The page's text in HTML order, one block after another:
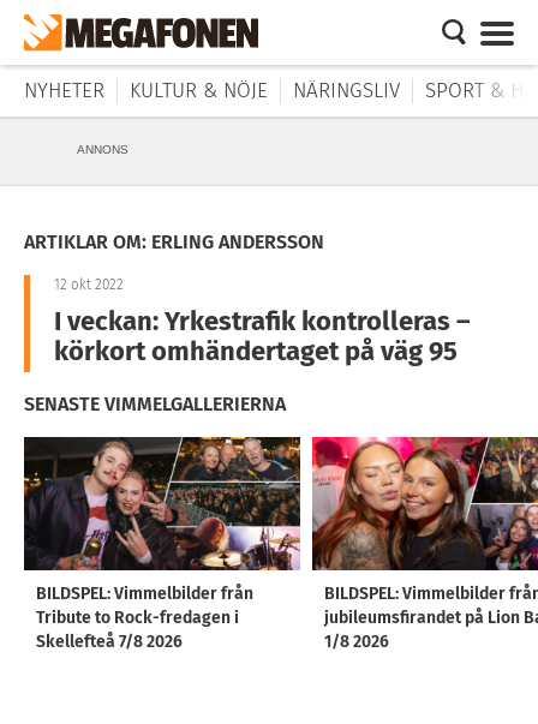
NYHETER KULTUR & NÖJE NÄRINGSLIV SPORT &
ANNONS
ARTIKLAR OM: ERLING ANDERSSON
12 okt 2022
I veckan: Yrkestrafik kontrolleras –
körkort omhändertaget på väg 95
SENASTE VIMMELGALLERIERNA
BILDSPEL: Vimmelbilder från
Tribute to Rock-fredagen i
Skellefteå 7/8 2026
BILDSPEL: Vimmelbilder
jubileumsfirandet på Lion
1/8 2026